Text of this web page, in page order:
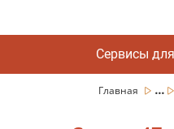
Сервисы
Главная ...